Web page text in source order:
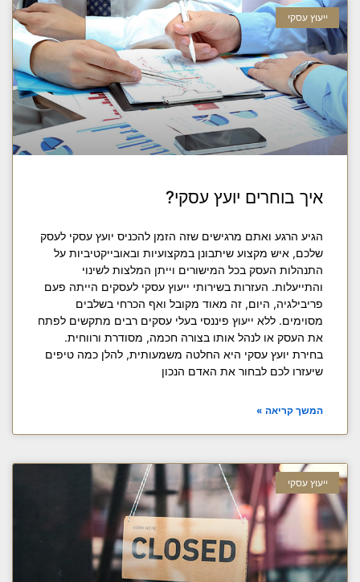
ייעוץ עסקי
איך בוחרים יועץ עסקי?
הגיע הרגע ואתם מרגישים שזה הזמן להכניס יועץ עסקי לעסק
שלכם, איש מקצוע שיתבונן במקצועיות ובאובייקטיביות על
התנהלות העסק בכל המישורים וייתן המלצות לשינוי
והתייעלות. העזרות בשירותי ייעוץ עסקי לעסקים הייתה פעם
פריבילגיה, היום, זה מאוד מקובל ואף הכרחי בשלבים
מסוימים. ללא ייעוץ פיננסי בעלי עסקים רבים מתקשים לפתח
את העסק או לנהל אותו בצורה חכמה, מסודרת ורווחית.
בחירת יועץ עסקי היא החלטה משמעותית, להלן כמה טיפים
שיעזרו לכם לבחור את האדם הנכון
המשך קריאה »
ייעוץ עסקי